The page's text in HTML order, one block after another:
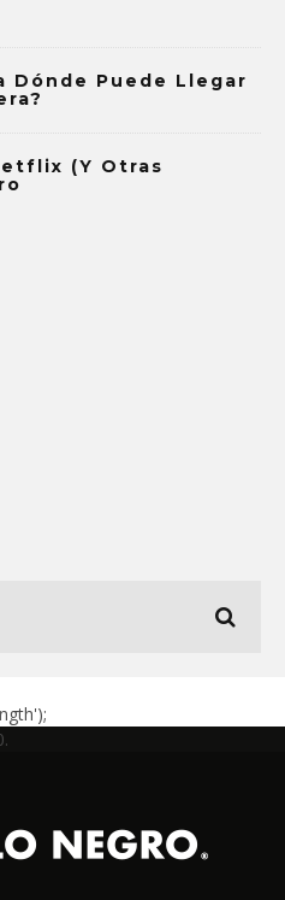
Dónde Puede Llegar
(y Otras